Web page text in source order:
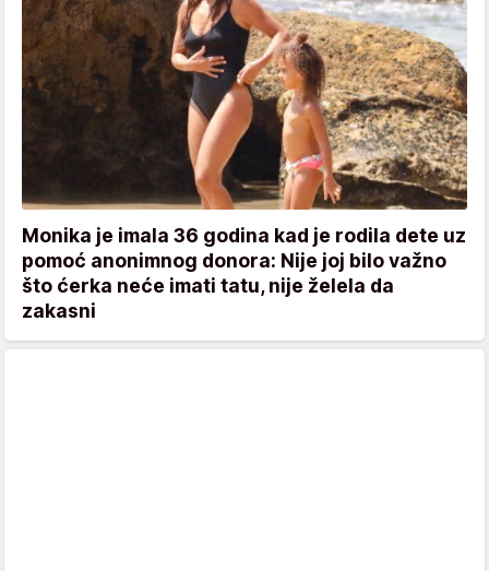
Monika je imala 36 godina kad je rodila dete uz
pomoć anonimnog donora: Nije joj bilo važno
što ćerka neće imati tatu, nije želela da
zakasni